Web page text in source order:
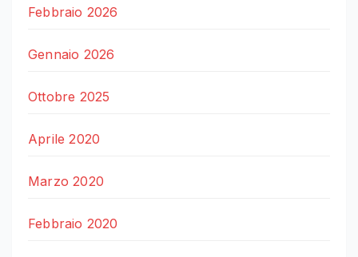
Febbraio 2026
Gennaio 2026
Ottobre 2025
Aprile 2020
Marzo 2020
Febbraio 2020